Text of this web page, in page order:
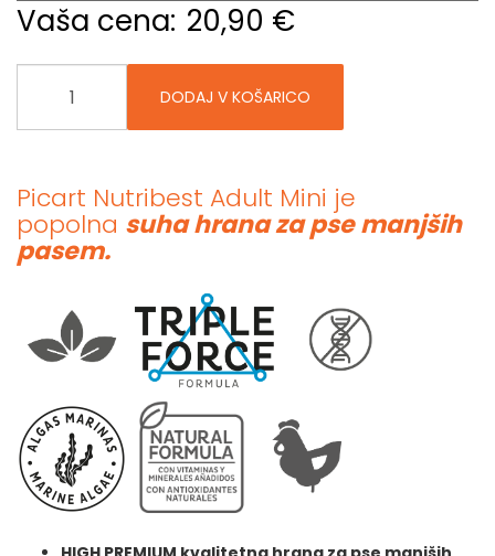
Vaša cena: 20,90 €
DODAJ V KOŠARICO
Picart Nutribest Adult Mini je
popolna suha hrana za pse manjših
pasem.